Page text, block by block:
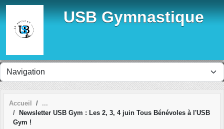
USB Gymnastique
Accueil
Newsletter USB Gym : Les 2, 3, 4 juin Tous Bénévoles à l'USB
Gym !
Panneau de gestion des cookies